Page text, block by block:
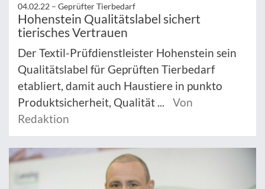
04.02.22 – Geprüfter Tierbedarf
Hohenstein Qualitätslabel sichert
tierisches Vertrauen
Der Textil-Prüfdienstleister Hohenstein sein
Qualitätslabel für Geprüften Tierbedarf
etabliert, damit auch Haustiere in punkto
Produktsicherheit, Qualität ...
Von
Redaktion